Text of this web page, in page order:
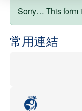
狀態訊息
Sorry… This form
常用連結